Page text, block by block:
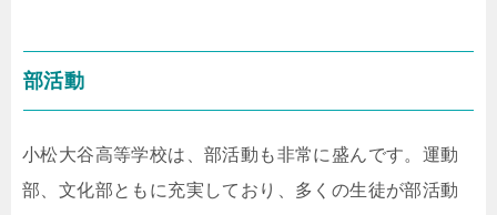
部活動
小松大谷高等学校は、部活動も非常に盛んです。運動
部、文化部ともに充実しており、多くの生徒が部活動